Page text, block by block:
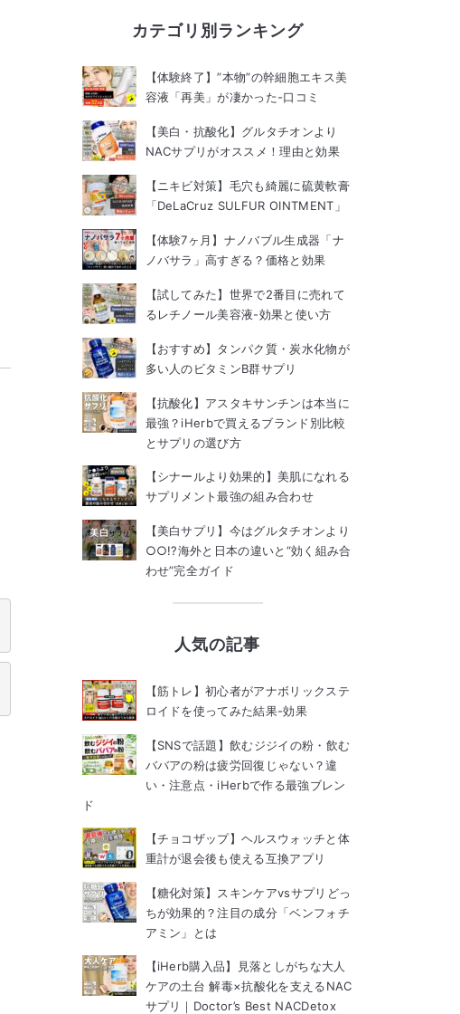
カテゴリ別ランキング
【体験終了】”本物”の幹細胞エキス美
容液「再美」が凄かった-口コミ
【美白・抗酸化】グルタチオンより
NACサプリがオススメ！理由と効果
【ニキビ対策】毛穴も綺麗に硫黄軟膏
「DeLaCruz SULFUR OINTMENT」
【体験7ヶ月】ナノバブル生成器「ナ
ノバサラ」高すぎる？価格と効果
【試してみた】世界で2番目に売れて
るレチノール美容液-効果と使い方
【おすすめ】タンパク質・炭水化物が
多い人のビタミンB群サプリ
【抗酸化】アスタキサンチンは本当に
最強？iHerbで買えるブランド別比較
とサプリの選び方
【シナールより効果的】美肌になれる
サプリメント最強の組み合わせ
【美白サプリ】今はグルタチオンより
○○!?海外と日本の違いと“効く組み合
わせ”完全ガイド
人気の記事
【筋トレ】初心者がアナボリックステ
ロイドを使ってみた結果-効果
【SNSで話題】飲むジジイの粉・飲む
ババアの粉は疲労回復じゃない？違
い・注意点・iHerbで作る最強ブレン
ド
【チョコザップ】ヘルスウォッチと体
重計が退会後も使える互換アプリ
【糖化対策】スキンケアvsサプリどっ
ちが効果的？注目の成分「ベンフォチ
アミン」とは
【iHerb購入品】見落としがちな大人
ケアの土台 解毒×抗酸化を支えるNAC
サプリ｜Doctor’s Best NACDetox